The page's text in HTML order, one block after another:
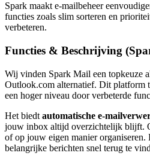
Spark maakt e-mailbeheer
functies zoals slim sorteren en
verbeteren.
Functies & Beschrijving
Wij vinden Spark Mail een topkeuze
Outlook.com alternatief. Dit platform
een hoger niveau door verbeterde
Het biedt automatische e-
jouw inbox altijd overzichtelijk blijft.
of op jouw eigen manier
belangrijke berichten snel terug te